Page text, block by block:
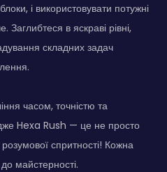
і використовувати потужні
в яскраві рівні,
складних задач
часом, точністю та
Hexa Rush — це не просто
спритності! Кожна
майстерності.